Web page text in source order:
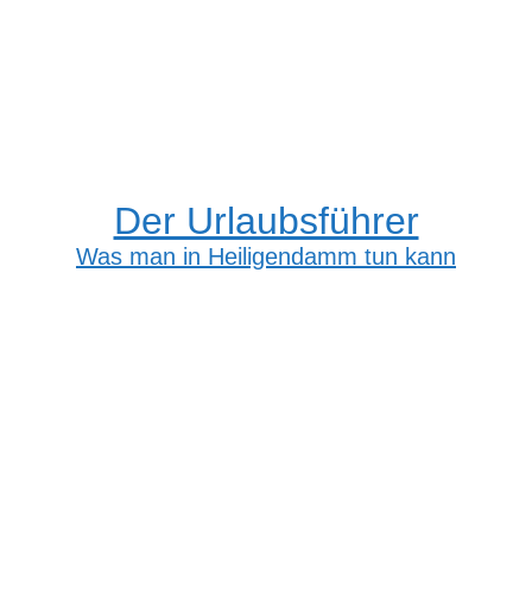
Der Urlaubsführer
Was man in Heiligendamm tun kann